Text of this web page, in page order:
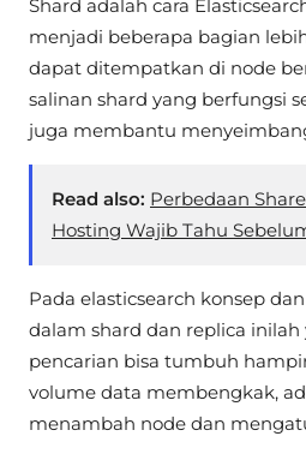
Shard adalah cara
menjadi beberapa bagian
dapat ditempatkan di node
salinan shard yang berfungsi
juga membantu
Read also: Perbedaan
Hosting Wajib Tahu
Pada elasticsearch konsep
dalam shard dan replica
pencarian bisa tumbuh
volume data membengkak,
menambah node dan